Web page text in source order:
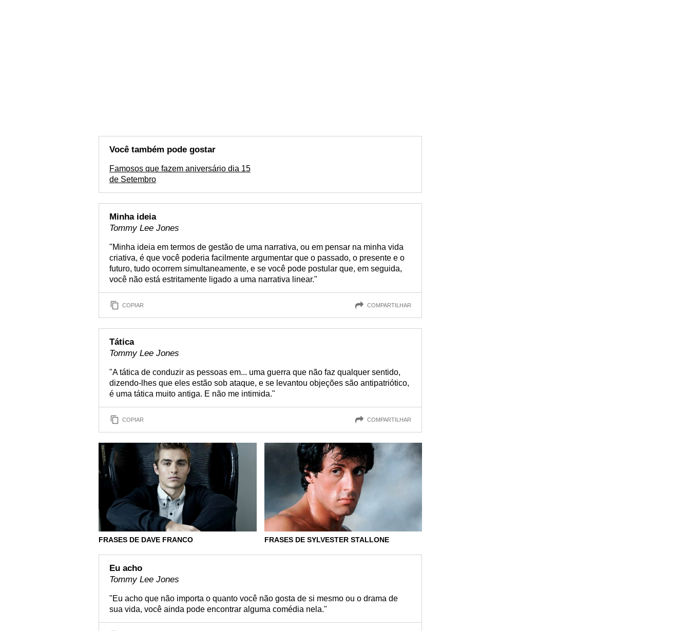
Você também pode gostar
Famosos que fazem aniversário dia 15
de Setembro
Minha ideia
Tommy Lee Jones
"Minha ideia em termos de gestão de uma narrativa, ou em pensar na minha vida
criativa, é que você poderia facilmente argumentar que o passado, o presente e o
futuro, tudo ocorrem simultaneamente, e se você pode postular que, em seguida,
você não está estritamente ligado a uma narrativa linear."
COPIAR COMPARTILHAR
Tática
Tommy Lee Jones
"A tática de conduzir as pessoas em... uma guerra que não faz qualquer sentido,
dizendo-lhes que eles estão sob ataque, e se levantou objeções são antipatriótico,
é uma tática muito antiga. E não me intimida."
COPIAR COMPARTILHAR
FRASES DE DAVE FRANCO FRASES DE SYLVESTER STALLONE
Eu acho
Tommy Lee Jones
"Eu acho que não importa o quanto você não gosta de si mesmo ou o drama de
sua vida, você ainda pode encontrar alguma comédia nela."